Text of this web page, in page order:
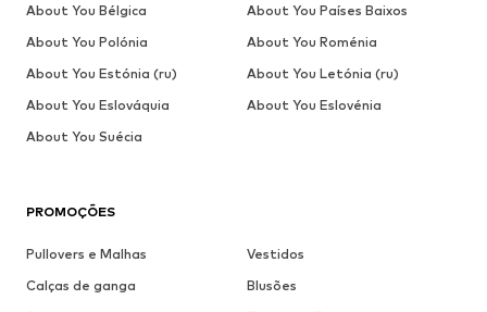
PROMOÇÕES
Pullovers e Malhas
Vestidos
Calças de ganga
Blusões
About You Bélgica
About You Países Baixos
About You Polónia
About You Roménia
About You Estónia (ru)
About You Letónia (ru)
About You Eslováquia
About You Eslovénia
About You Suécia